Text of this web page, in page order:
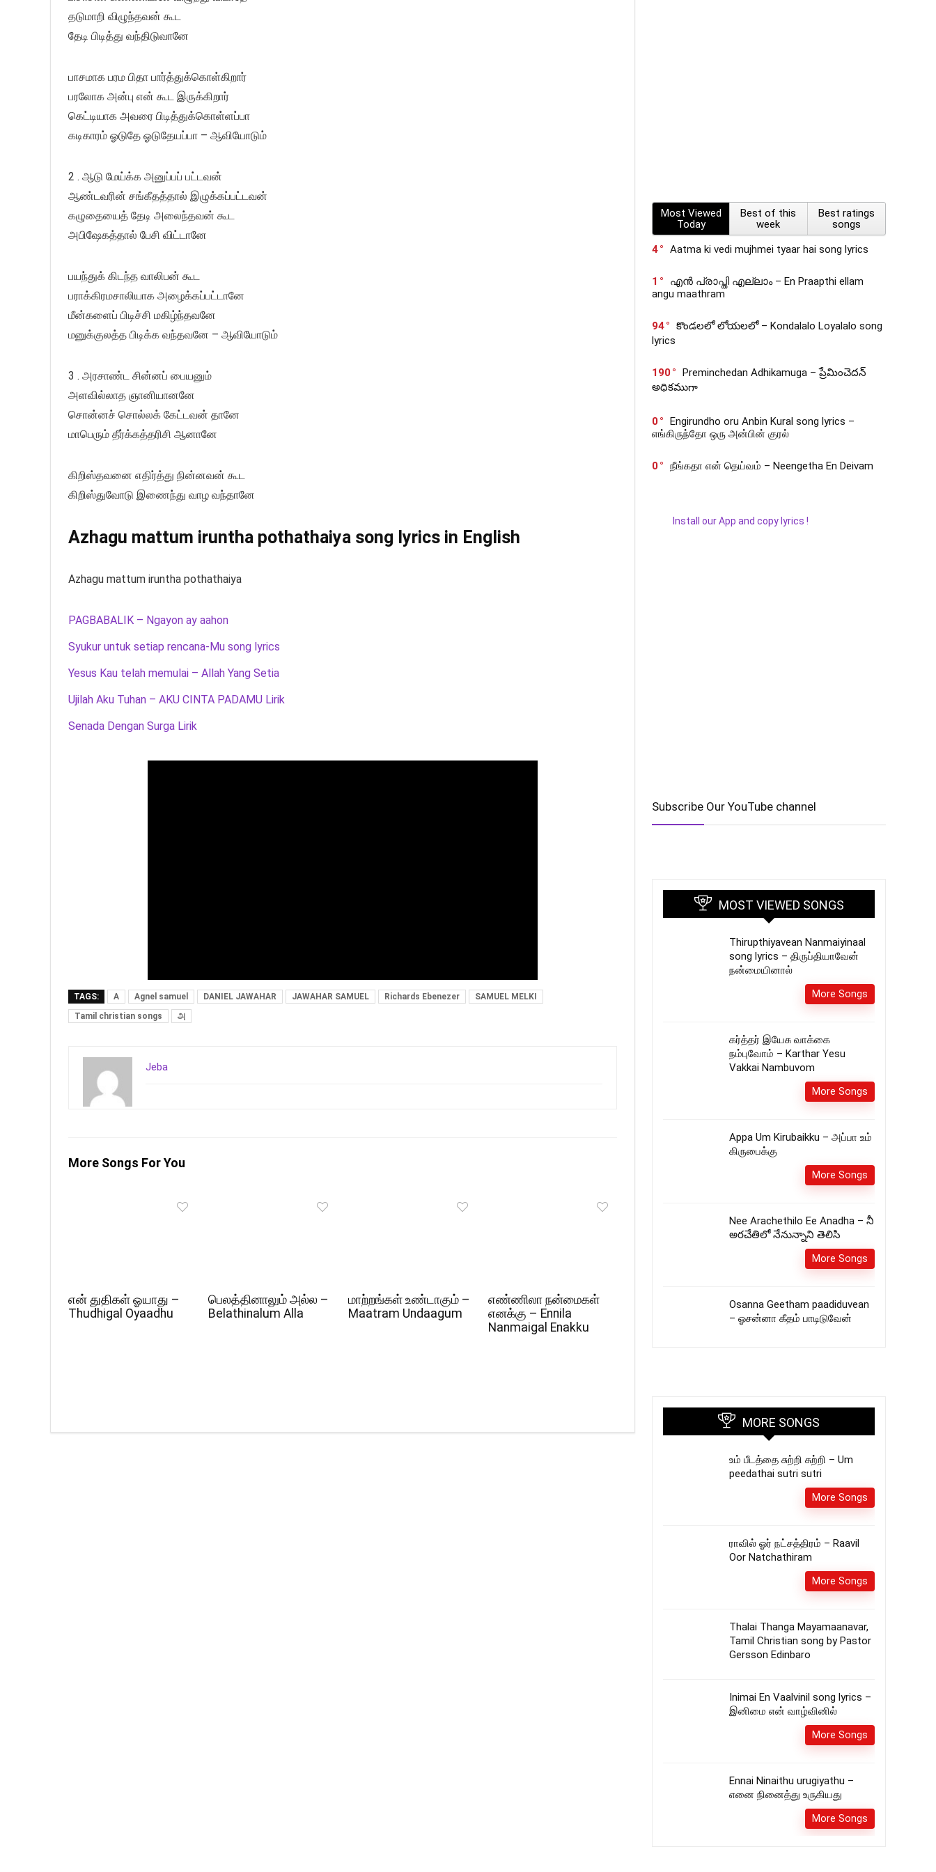
தடுமாறி விழுந்தவன் கூட
தேடி பிடித்து வந்திடுவானே
பாசமாக பரம பிதா பார்த்துக்கொள்கிறார்
பரலோக அன்பு என் கூட இருக்கிறார்
கெட்டியாக அவரை பிடித்துக்கொள்ளப்பா
கடிகாரம் ஓடுதே ஓடுதேயப்பா – ஆவியோடும்
2 . ஆடு மேய்க்க அனுப்பப் பட்டவன்
ஆண்டவரின் சங்கீதத்தால் இழுக்கப்பட்டவன்
கழுதையைத் தேடி அலைந்தவன் கூட
அபிஷேகத்தால் பேசி விட்டானே
பயந்துக் கிடந்த வாலிபன் கூட
பராக்கிரமசாலியாக அழைக்கப்பட்டானே
மீன்களைப் பிடிச்சி மகிழ்ந்தவனே
மனுக்குலத்த பிடிக்க வந்தவனே – ஆவியோடும்
3 . அரசாண்ட சின்னப் பையனும்
அளவில்லாத ஞானியானனே
சொன்னச் சொல்லக் கேட்டவன் தானே
மாபெரும் தீர்க்கத்தரிசி ஆனானே
கிறிஸ்தவனை எதிர்த்து நின்னவன் கூட
கிறிஸ்துவோடு இணைந்து வாழ வந்தானே
Azhagu mattum iruntha pothathaiya song lyrics in English
Azhagu mattum iruntha pothathaiya
PAGBABALIK – Ngayon ay aahon
Syukur untuk setiap rencana-Mu song lyrics
Yesus Kau telah memulai – Allah Yang Setia
Ujilah Aku Tuhan – AKU CINTA PADAMU Lirik
Senada Dengan Surga Lirik
TAGS: A Agnel samuel DANIEL JAWAHAR JAWAHAR SAMUEL Richards Ebenezer
SAMUEL MELKI
Tamil christian songs
அ
Jeba
More Songs For You
என் துதிகள் ஓயாது –
Thudhigal Oyaadhu
பெலத்தினாலும் அல்ல –
Belathinalum Alla
மாற்றங்கள் உண்டாகும் –
Maatram Undaagum
எண்ணிலா நன்மைகள்
எனக்கு – Ennila
Nanmaigal Enakku
Most Viewed
Today
Best of this
week
Best ratings
songs
4
Aatma ki vedi mujhmei tyaar hai song lyrics
1
എൻ പ്രാപ്തി എല്ലാം – En Praapthi ellam
angu maathram
94
కొండలలో లోయలలో – Kondalalo Loyalalo song
lyrics
190
Preminchedan Adhikamuga – ప్రేమించెదన్
అధికముగా
0
Engirundho oru Anbin Kural song lyrics –
எங்கிருந்தோ ஒரு அன்பின் குரல்
0 நீங்கதா என் தெய்வம் – Neengetha En Deivam
Install our App and copy lyrics !
Subscribe Our YouTube channel
MOST VIEWED SONGS
Thirupthiyavean Nanmaiyinaal
song lyrics – திருப்தியாவேன்
நன்மையினால்
More Songs
கர்த்தர் இயேசு வாக்கை
நம்புவோம் – Karthar Yesu
Vakkai Nambuvom
More Songs
Appa Um Kirubaikku – அப்பா உம்
கிருபைக்கு
More Songs
Nee Arachethilo Ee Anadha – నీ
అరచేతిలో నేనున్నాని తెలిసి
More Songs
Osanna Geetham paadiduvean
– ஓசன்னா கீதம் பாடிடுவேன்
MORE SONGS
உம் பீடத்தை சுற்றி சுற்றி – Um
peedathai sutri sutri
More Songs
ராவில் ஓர் நட்சத்திரம் – Raavil
Oor Natchathiram
More Songs
Thalai Thanga Mayamaanavar,
Tamil Christian song by Pastor
Gersson Edinbaro
Inimai En Vaalvinil song lyrics –
இனிமை என் வாழ்வினில்
More Songs
Ennai Ninaithu urugiyathu –
எனை நினைத்து உருகியது
More Songs